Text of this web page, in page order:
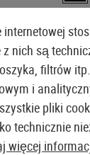
SPR 300
11,58 €
SPRZEDAŻ
internetowej
nich są
filtrów
i
pliki
technicznie
więcej